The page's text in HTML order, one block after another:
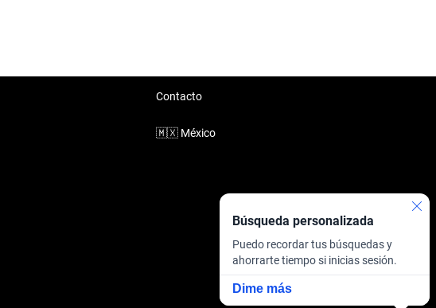
Búsqueda personalizada
Puedo recordar tus búsquedas y
ahorrarte tiempo si inicias sesión.
Dime más
Contacto
🇲🇽 México